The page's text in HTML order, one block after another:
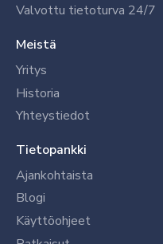
Valvottu tietoturva 24/7
Meistä
Yritys
Historia
Yhteystiedot
Tietopankki
Ajankohtaista
Blogi
Käyttöohjeet